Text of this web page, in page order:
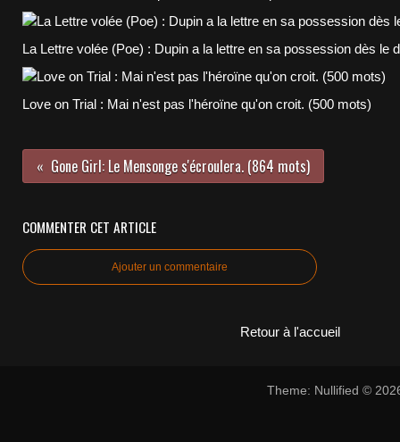
La Lettre volée (Poe) : Dupin a la lettre en sa possession dès le
Love on Trial : Mai n'est pas l'héroïne qu'on croit. (500 mots)
Gone Girl: Le Mensonge s'écroulera. (864 mots)
COMMENTER CET ARTICLE
Ajouter un commentaire
Retour à l'accueil
Theme: Nullified ©